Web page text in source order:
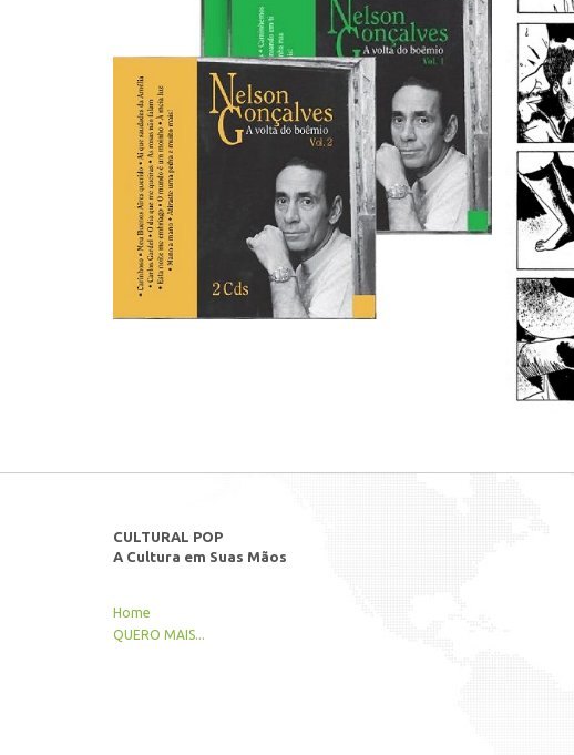
CULTURAL POP
A Cultura em Suas Mãos
Home
QUERO MAIS...